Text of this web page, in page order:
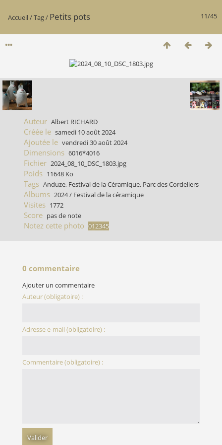
11/45
Accueil/Tag/ Petits pots
Auteur Albert RICHARD
Créée le samedi 10 août 2024
Ajoutée le vendredi 30 août 2024
Dimensions 6016*4016
Fichier 2024_08_10_DSC_1803.jpg
Poids 11648 Ko
Tags Anduze, Festival de la Céramique, Parc des Cordeliers
Albums 2024/ Festival de la céramique
Visites 1772
Score pas de note
Notez cette photo
0 commentaire
Ajouter un commentaire
Auteur (obligatoire) :
Adresse e-mail (obligatoire) :
Commentaire (obligatoire) :